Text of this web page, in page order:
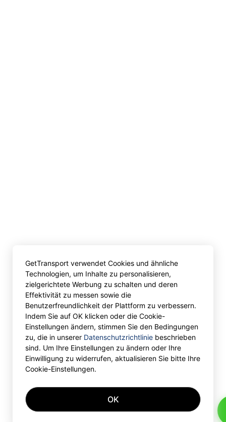
GetTransport verwendet Cookies und ähnliche
Technologien, um Inhalte zu personalisieren,
zielgerichtete Werbung zu schalten und deren
Effektivität zu messen sowie die
Benutzerfreundlichkeit der Plattform zu verbessern.
Indem Sie auf OK klicken oder die Cookie-
Einstellungen ändern, stimmen Sie den Bedingungen
zu, die in unserer Datenschutzrichtlinie beschrieben
sind. Um Ihre Einstellungen zu ändern oder Ihre
Einwilligung zu widerrufen, aktualisieren Sie bitte Ihre
Cookie-Einstellungen.
OK